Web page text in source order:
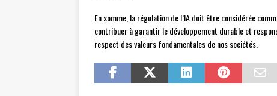
En somme, la régulation de l’IA doit être considérée
contribuer à garantir le développement durable et
respect des valeurs fondamentales de nos sociétés.